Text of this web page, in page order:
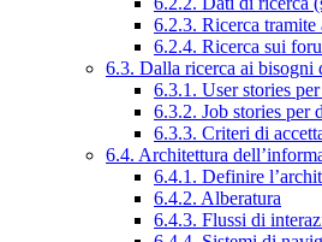
6.2.3. Ricerca tramite
6.2.4. Ricerca sui
6.3. Dalla ricerca ai bisogni
6.3.1. User stories
6.3.2. Job stories per
6.3.3. Criteri di
6.4. Architettura
6.4.1. Definire
6.4.2. Alberatura
6.4.3. Flussi di